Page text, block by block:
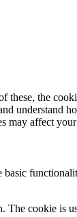
the
may affect
cookie is